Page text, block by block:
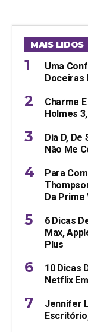
MAIS LIDOS
Uma
Doceiras
Charme
Holmes
Dia D, De
Não Me
Para
Da Prime
6 Dicas
Max,
Plus
10 Dicas
Netflix
Jennifer